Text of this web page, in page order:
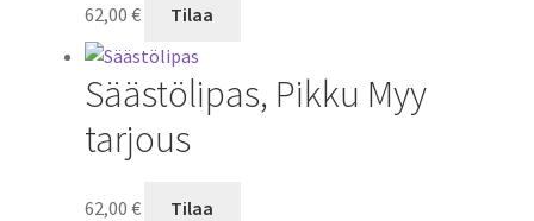
62,00 € Tilaa
Säästölipas, Pikku Myy
tarjous
62,00 € Tilaa